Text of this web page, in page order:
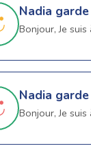
Nadia
Bonjour, Je
Nadia
Bonjour, Je